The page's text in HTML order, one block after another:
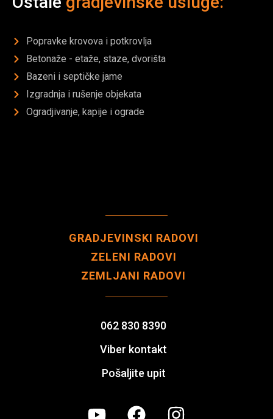
Popravke krovova i potkrovlja
Betonaže - etaže, staze, dvorišta
Bazeni i septičke jame
Izgradnja i rušenje objekata
Ogradjivanje, kapije i ograde
GRADJEVINSKI RADOVI
ZELENI RADOVI
ZEMLJANI RADOVI
062 830 8390
Viber kontakt
Pošaljite upit